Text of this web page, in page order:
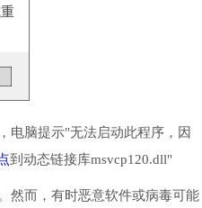
电脑提示"无法启动此程序，因
到动态链接库msvcp120.dll"
然而，有时恶意软件或病毒可能